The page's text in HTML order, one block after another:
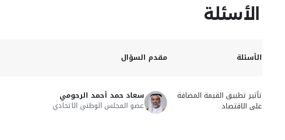
الأسئلة
الأسئلة مقدم السؤال
تأثير تطبيق القيمة المضافة
على الاقتصاد
سعاد حمد أحمد الرحومي
عضو المجلس الوطني الاتحادي